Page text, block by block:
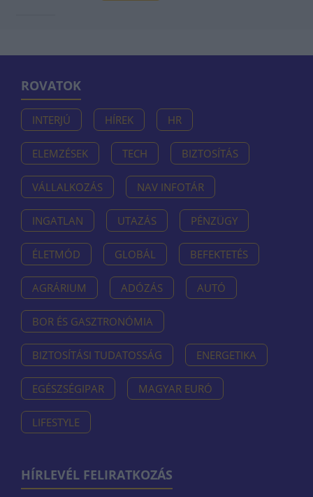
ROVATOK
INTERJÚ HÍREK HR
ELEMZÉSEK TECH BIZTOSÍTÁS
VÁLLALKOZÁS NAV INFOTÁR
INGATLAN UTAZÁS PÉNZÜGY
ÉLETMÓD GLOBÁL BEFEKTETÉS
AGRÁRIUM ADÓZÁS AUTÓ
BOR ÉS GASZTRONÓMIA
BIZTOSÍTÁSI TUDATOSSÁG ENERGETIKA
EGÉSZSÉGIPAR MAGYAR EURÓ
LIFESTYLE
HÍRLEVÉL FELIRATKOZÁS